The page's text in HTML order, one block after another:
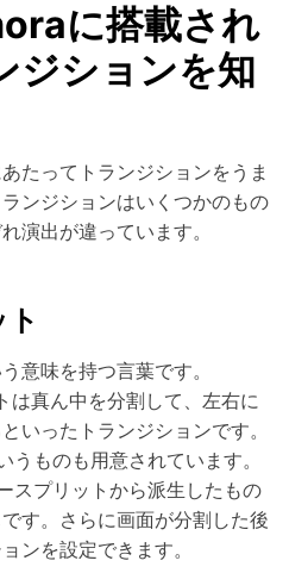
に搭載され
ジションを知
たってトランジションをうま
ンジションはいくつかのもの
演出が違っています。
意味を持つ言葉です。
は真ん中を分割して、左右に
いったトランジションです。
うものも用意されています。
スプリットから派生したもの
す。さらに画面が分割した後
ンを設定できます。